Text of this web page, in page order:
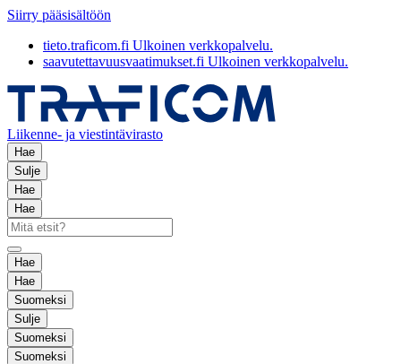
Siirry pääsisältöön
tieto.traficom.fi Ulkoinen verkkopalvelu.
saavutettavuusvaatimukset.fi Ulkoinen verkkopalvelu.
Liikenne- ja viestintävirasto
Hae
Sulje
Hae
Hae
Hae
Hae
Suomeksi
Sulje
Suomeksi
Suomeksi